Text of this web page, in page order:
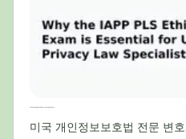
미국 개인정보보호법 전문 변